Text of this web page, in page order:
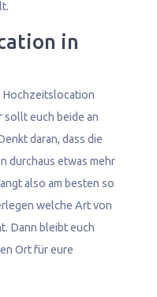
in
Hochzeitslocation
sollt euch beide an
daran, dass die
durchaus etwas mehr
also am besten so
welche Art von
Dann bleibt euch
Ort für eure